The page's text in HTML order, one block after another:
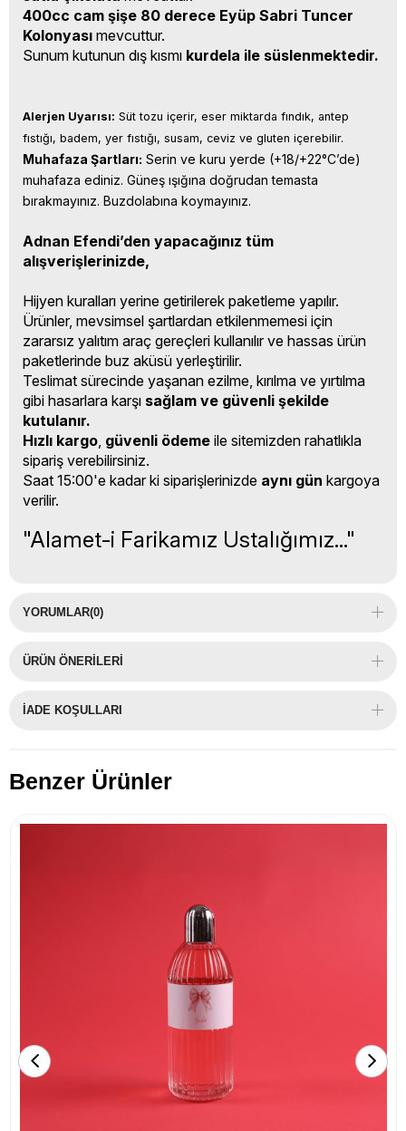
400cc cam şişe 80 derece Eyüp Sabri Tuncer
Kolonyası mevcuttur.
Sunum kutunun dış kısmı kurdela ile süslenmektedir.
Alerjen Uyarısı: Süt tozu içerir, eser miktarda fındık, antep
fıstığı, badem, yer fıstığı, susam, ceviz ve gluten içerebilir.
Muhafaza Şartları: Serin ve kuru yerde (+18/+22°C’de)
muhafaza ediniz. Güneş ışığına doğrudan temasta
bırakmayınız. Buzdolabına koymayınız.
Adnan Efendi’den yapacağınız tüm
alışverişlerinizde,
Hijyen kuralları yerine getirilerek paketleme yapılır.
Ürünler, mevsimsel şartlardan etkilenmemesi için
zararsız yalıtım araç gereçleri kullanılır ve hassas ürün
paketlerinde buz aküsü yerleştirilir.
Teslimat sürecinde yaşanan ezilme, kırılma ve yırtılma
gibi hasarlara karşı sağlam ve güvenli şekilde
kutulanır.
Hızlı kargo, güvenli ödeme ile sitemizden rahatlıkla
sipariş verebilirsiniz.
Saat 15:00'e kadar ki siparişlerinizde aynı gün kargoya
verilir.
"Alamet-i Farikamız Ustalığımız..."
YORUMLAR(0)
ÜRÜN ÖNERILERI
İADE KOŞULLARI
Benzer Ürünler